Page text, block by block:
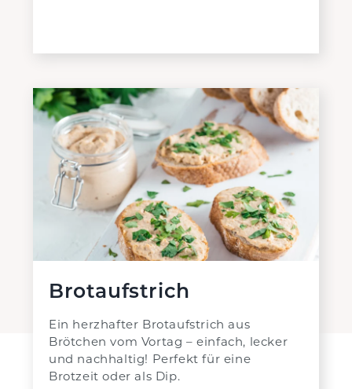
Brotaufstrich
Ein herzhafter Brotaufstrich aus
Brötchen vom Vortag – einfach, lecker
und nachhaltig! Perfekt für eine
Brotzeit oder als Dip.